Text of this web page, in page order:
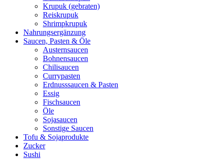
Krupuk (gebraten)
Reiskrupuk
Shrimpkrupuk
Nahrungsergänzung
Saucen, Pasten & Öle
Austernsaucen
Bohnensaucen
Chilisaucen
Currypasten
Erdnusssaucen & Pasten
Essig
Fischsaucen
Öle
Sojasaucen
Sonstige Saucen
Tofu & Sojaprodukte
Zucker
Sushi